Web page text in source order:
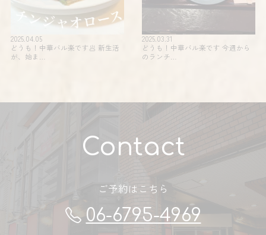
2025.04.05
どうも！中華バル楽です🥟 新生活
が、始ま…
2025.03.31
どうも！中華バル楽です 今週から
のランチ…
Contact
ご予約はこちら
06-6795-4969